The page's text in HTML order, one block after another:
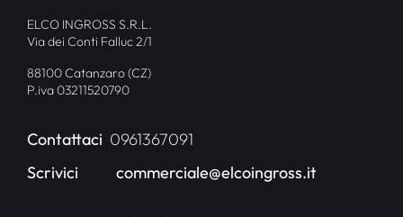
ELCO INGROSS S.R.L.
Via dei Conti Falluc 2/1
88100 Catanzaro (CZ)
P.iva 03211520790
Contattaci 0961367091
Scrivici
commerciale@elcoingross.it